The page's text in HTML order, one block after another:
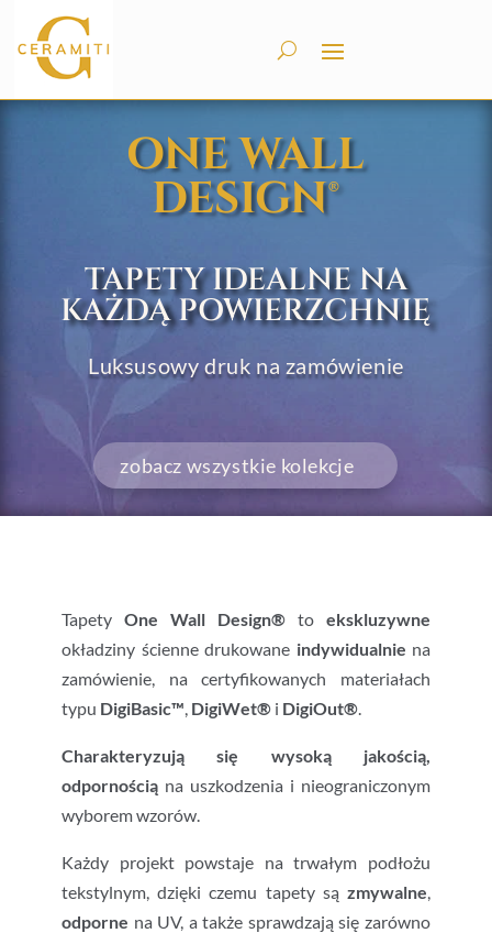
ONE WALL
DESIGN®
TAPETY IDEALNE NA
KAŻDĄ POWIERZCHNIĘ
Luksusowy druk na zamówienie
zobacz wszystkie kolekcje
Tapety One Wall Design® to ekskluzywne
okładziny ścienne drukowane indywidualnie na
zamówienie, na certyfikowanych materiałach
typu DigiBasic™, DigiWet® i DigiOut®.
Charakteryzują się wysoką jakością,
odpornością na uszkodzenia i nieograniczonym
wyborem wzorów.
Każdy projekt powstaje na trwałym podłożu
tekstylnym, dzięki czemu tapety są zmywalne,
odporne na UV, a także sprawdzają się zarówno